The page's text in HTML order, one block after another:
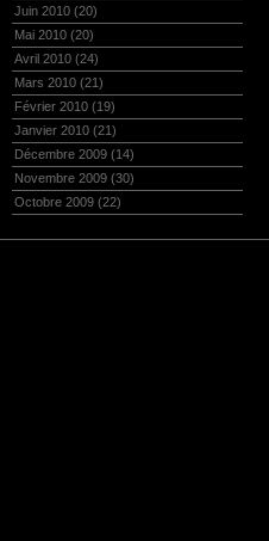
Juin 2010 (20)
Mai 2010 (20)
Avril 2010 (24)
Mars 2010 (21)
Février 2010 (19)
Janvier 2010 (21)
Décembre 2009 (14)
Novembre 2009 (30)
Octobre 2009 (22)